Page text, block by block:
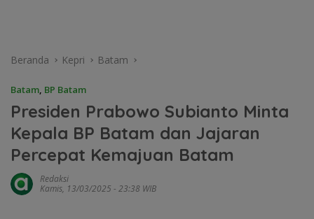
Beranda Kepri Batam
Batam, BP Batam
Presiden Prabowo Subianto Minta
Kepala BP Batam dan Jajaran
Percepat Kemajuan Batam
Redaksi
Kamis, 13/03/2025 - 23:38 WIB